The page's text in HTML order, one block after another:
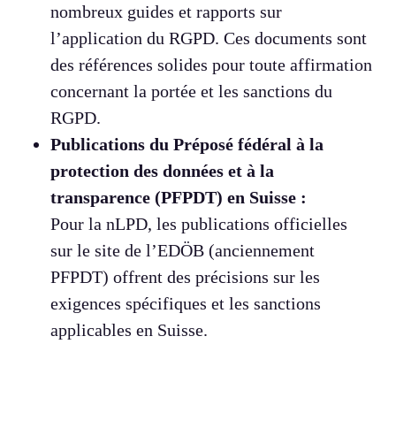
nombreux guides et rapports sur
l’application du RGPD. Ces documents sont
des références solides pour toute affirmation
concernant la portée et les sanctions du
RGPD.
Publications du Préposé fédéral à la
protection des données et à la
transparence (PFPDT) en Suisse :
Pour la nLPD, les publications officielles
sur le site de l’EDÖB (anciennement
PFPDT) offrent des précisions sur les
exigences spécifiques et les sanctions
applicables en Suisse.